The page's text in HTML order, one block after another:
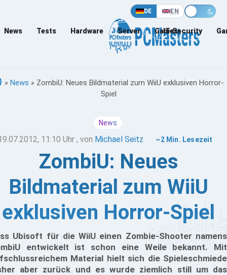
DE EN
News Tests Hardware Server Games
IT-Security
» News » ZombiU: Neues Bildmaterial zum WiiU exklusiven Horror-
Spiel
News
11:10 Uhr , von Michael Seitz ~2 Min. Lesezeit
ZombiU: Neues
Bildmaterial zum WiiU
exklusiven Horror-Spiel
Ubisoft für die WiiU einen Zombie-Shooter namens
entwickelt ist schon eine Weile bekannt. Mit
Material hielt sich die Spieleschmiede
aber zurück und es wurde ziemlich still um das